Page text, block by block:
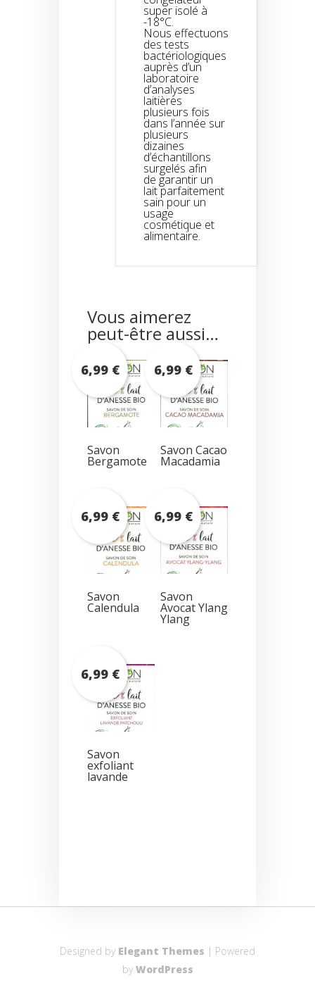
super isolé à
-18°C.
Nous effectuons
des tests
bactériologiques
auprès d’un
laboratoire
d’analyses
laitières
plusieurs fois
dans l’année sur
plusieurs
dizaines
d’échantillons
surgelés afin
de garantir un
lait parfaitement
sain pour un
usage
cosmétique et
alimentaire.
Vous aimerez
peut-être aussi…
Savon
Bergamote
6,99 €
Savon Cacao
Macadamia
6,99 €
Savon
Calendula
6,99 €
Savon
Avocat Ylang
Ylang
6,99 €
Savon
exfoliant
lavande
6,99 €
Designed by Elegant Themes | Powered
by WordPress